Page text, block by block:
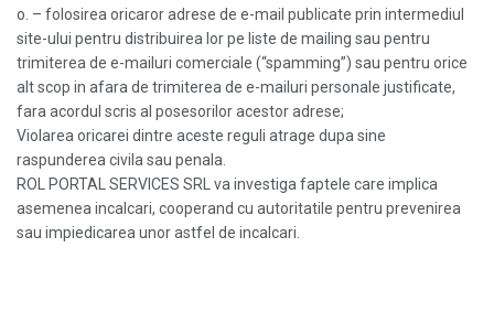
o. – folosirea oricaror adrese de e-mail publicate prin intermediul
site-ului pentru distribuirea lor pe liste de mailing sau pentru
trimiterea de e-mailuri comerciale (“spamming”) sau pentru orice
alt scop in afara de trimiterea de e-mailuri personale justificate,
fara acordul scris al posesorilor acestor adrese;
Violarea oricarei dintre aceste reguli atrage dupa sine
raspunderea civila sau penala.
ROL PORTAL SERVICES SRL va investiga faptele care implica
asemenea incalcari, cooperand cu autoritatile pentru prevenirea
sau impiedicarea unor astfel de incalcari.